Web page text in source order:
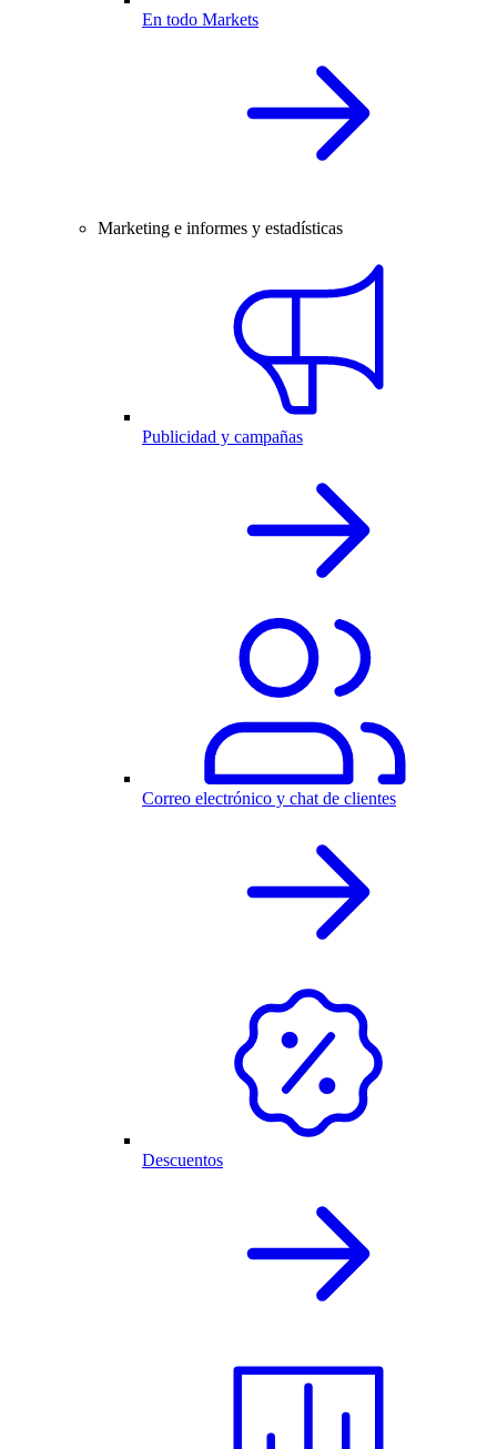
En todo Markets
Marketing e informes y estadísticas
Publicidad y campañas
Correo electrónico y chat de clientes
Descuentos